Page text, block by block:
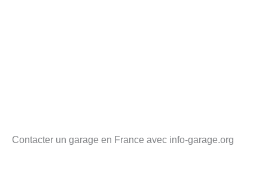
Contacter un garage en France avec info-garage.org